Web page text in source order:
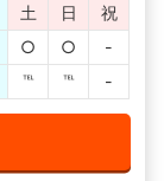
土 日
祝
○ ○
-
℡ ℡ -